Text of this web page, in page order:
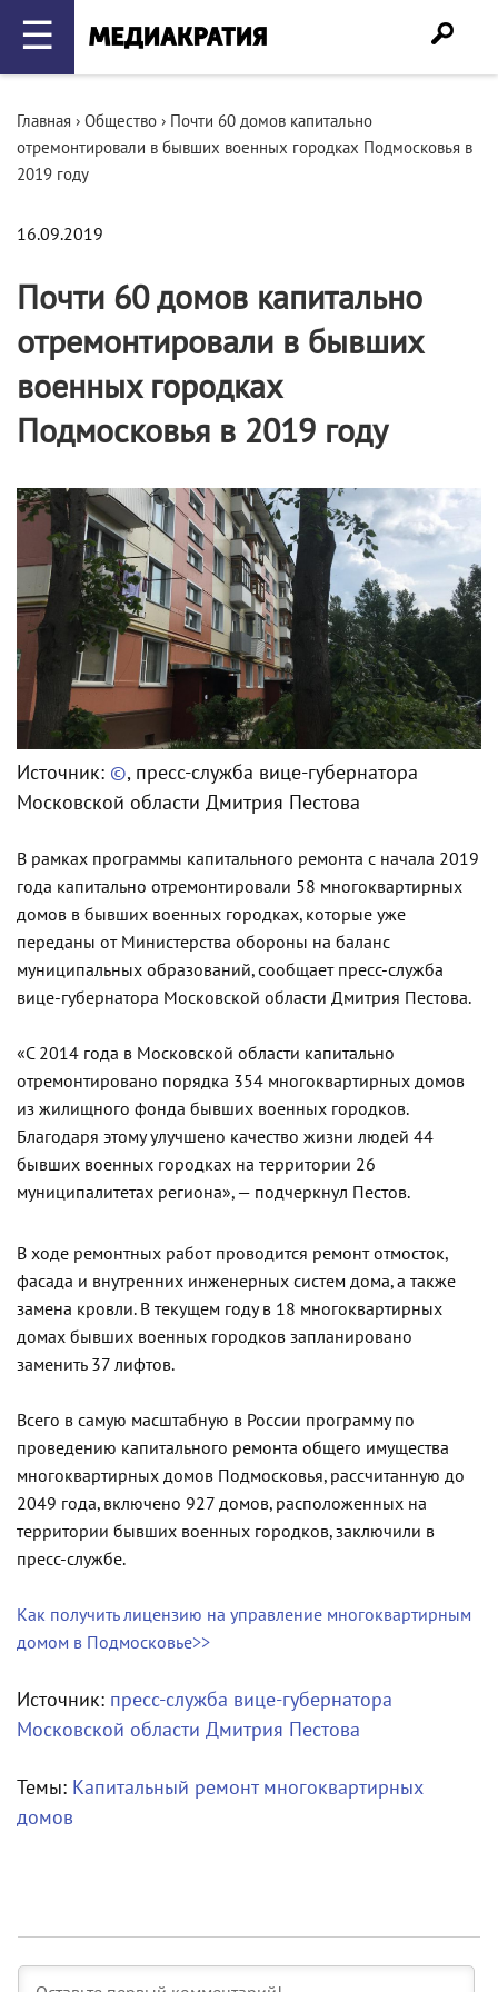
☰
Главная › Общество › Почти 60 домов капитально
отремонтировали в бывших военных городках Подмосковья в
2019 году
16.09.2019
Почти 60 домов капитально
отремонтировали в бывших
военных городках
Подмосковья в 2019 году
Источник: ©, пресс-служба вице-губернатора
Московской области Дмитрия Пестова
В рамках программы капитального ремонта с начала 2019
года капитально отремонтировали 58 многоквартирных
домов в бывших военных городках, которые уже
переданы от Министерства обороны на баланс
муниципальных образований, сообщает пресс-служба
вице-губернатора Московской области Дмитрия Пестова.
«С 2014 года в Московской области капитально
отремонтировано порядка 354 многоквартирных домов
из жилищного фонда бывших военных городков.
Благодаря этому улучшено качество жизни людей 44
бывших военных городках на территории 26
муниципалитетах региона», — подчеркнул Пестов.
В ходе ремонтных работ проводится ремонт отмосток,
фасада и внутренних инженерных систем дома, а также
замена кровли. В текущем году в 18 многоквартирных
домах бывших военных городков запланировано
заменить 37 лифтов.
Всего в самую масштабную в России программу по
проведению капитального ремонта общего имущества
многоквартирных домов Подмосковья, рассчитанную до
2049 года, включено 927 домов, расположенных на
территории бывших военных городков, заключили в
пресс-службе.
Как получить лицензию на управление многоквартирным
домом в Подмосковье>>
Источник: пресс-служба вице-губернатора
Московской области Дмитрия Пестова
Темы: Капитальный ремонт многоквартирных
домов